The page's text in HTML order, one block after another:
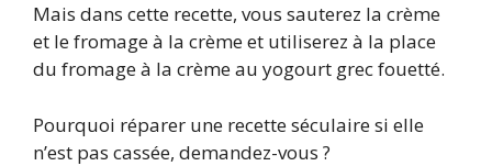
Mais dans cette recette, vous sauterez la crème
et le fromage à la crème et utiliserez à la place
du fromage à la crème au yogourt grec fouetté.
Pourquoi réparer une recette séculaire si elle
n’est pas cassée, demandez-vous ?